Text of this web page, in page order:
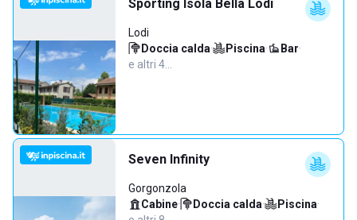
Sporting Isola Bella Lodi
Lodi
Doccia calda· Piscina· Bar·
e altri 4…
Seven Infinity
Gorgonzola
Cabine· Doccia calda· Piscina·